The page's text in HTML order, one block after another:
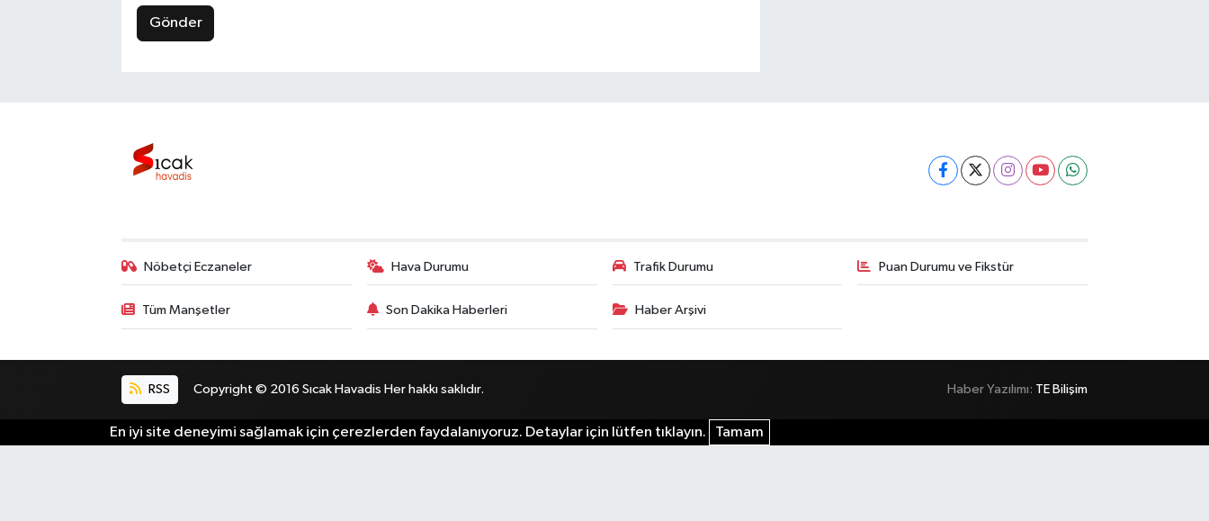
Gönder
Nöbetçi Eczaneler Hava Durumu Trafik Durumu Puan Durumu ve Fikstür
Tüm Manşetler Son Dakika Haberleri Haber Arşivi
RSS Copyright © 2016 Sıcak Havadis Her hakkı saklıdır. Haber Yazılımı: TE Bilişim
En iyi site deneyimi sağlamak için çerezlerden faydalanıyoruz. Detaylar için lütfen tıklayın. Tamam